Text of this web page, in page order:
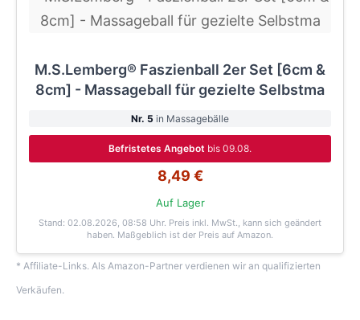
M.S.Lemberg® Faszienball 2er Set [6cm &
8cm] - Massageball für gezielte Selbstma
Nr. 5 in Massagebälle
Befristetes Angebot bis 09.08.
8,49 €
Auf Lager
Stand: 02.08.2026, 08:58 Uhr. Preis inkl. MwSt., kann sich geändert
haben. Maßgeblich ist der Preis auf Amazon.
* Affiliate-Links. Als Amazon-Partner verdienen wir an qualifizierten
Verkäufen.